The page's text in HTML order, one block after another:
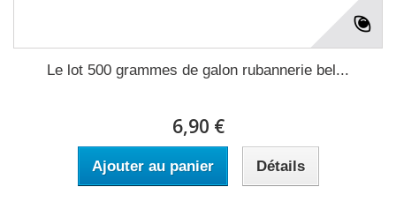
Le lot 500 grammes de galon rubannerie bel...
6,90 €
Ajouter au panier Détails